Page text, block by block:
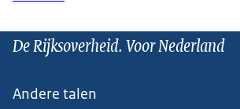
De Rijksoverheid. Voor Nederland
Andere talen